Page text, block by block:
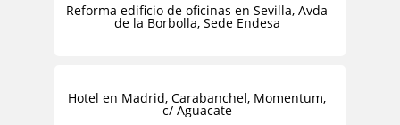
Reforma edificio de oficinas en Sevilla, Avda
de la Borbolla, Sede Endesa
Hotel en Madrid, Carabanchel, Momentum,
c/ Aguacate